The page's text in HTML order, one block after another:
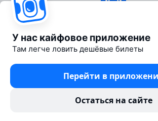
Об Авиасейлс
Пресс‑центр
Travelpayouts
Партнёрская
У нас кайфовое приложение
Там легче ловить дешёвые билеты
Перейти в
Остаться на сайте